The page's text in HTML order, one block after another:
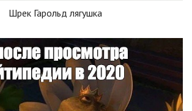
Шрек Гарольд лягушка